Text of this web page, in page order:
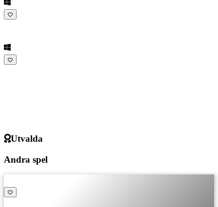
Utvalda
Andra spel